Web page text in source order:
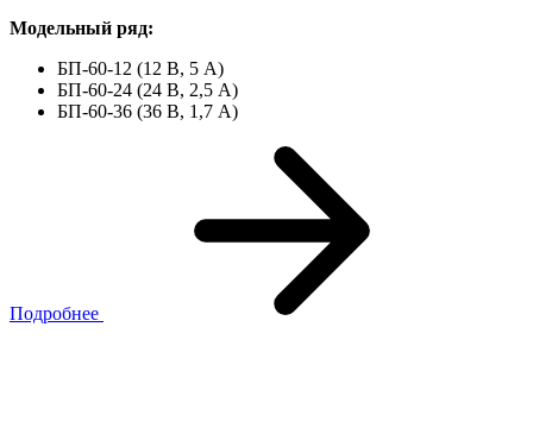
Модельный ряд:
БП-60-12 (12 В, 5 А)
БП-60-24 (24 В, 2,5 А)
БП-60-36 (36 В, 1,7 А)
Подробнее